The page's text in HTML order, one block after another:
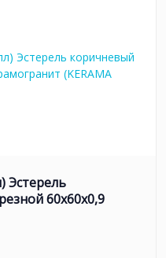
Эстерель
60x60x0,9